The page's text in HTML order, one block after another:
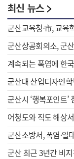
최신 뉴스
군산교육청·市, 교육
군산상공회의소, 군
계속되는 폭염에 한
군산대 산업디자인
군산시 ‘행복포인트
어청도와 직도 해상
군산소방서, 폭염·열
군산 최근 3년간 비